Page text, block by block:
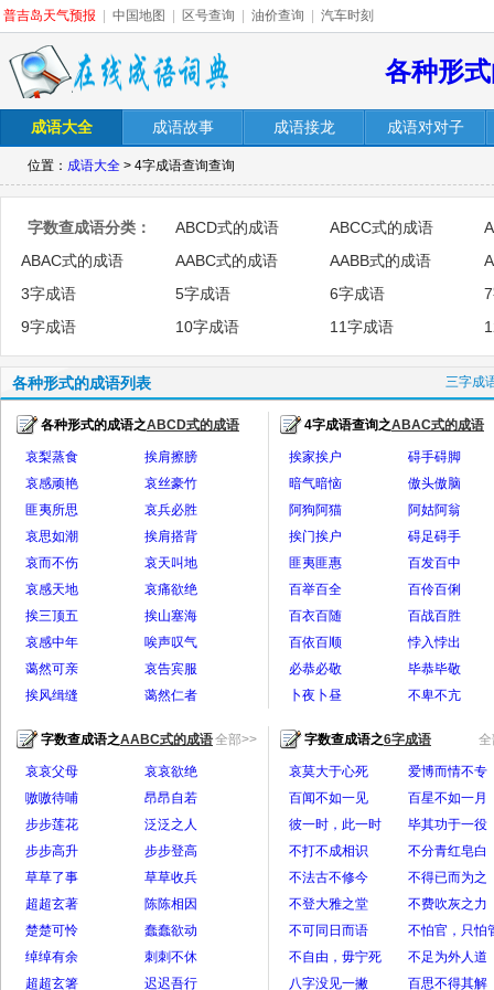
普吉岛天气预报 中国地图 区号查询 油价查询 汽车时刻
各种形
成语大全 成语故事 成语接龙 成语对对子
位置： 成语大全 > 4字成语查询查询
字数查成语分类： ABCD式的成语 ABCC式的成语
ABAC式的成语
AABC式的成语 AABB式的成语
3字成语
5字成语 6字成语
9字成语
10字成语 11字成语
各种形式的成语列表 三字成
各种形式的成语之ABCD式的成语
哀梨蒸食
挨肩擦膀
哀感顽艳
哀丝豪竹
匪夷所思
哀兵必胜
哀思如潮
挨肩搭背
哀而不伤
哀天叫地
哀感天地
哀痛欲绝
挨三顶五
挨山塞海
哀感中年
唉声叹气
蔼然可亲
哀告宾服
挨风缉缝
蔼然仁者
4字成语查询之ABAC式的成语
挨家挨户
碍手碍脚
暗气暗恼
傲头傲脑
阿狗阿猫
阿姑阿翁
挨门挨户
碍足碍手
匪夷匪惠
百发百中
百举百全
百伶百俐
百衣百随
百战百胜
百依百顺
悖入悖出
必恭必敬
毕恭毕敬
卜夜卜昼
不卑不亢
字数查成语之AABC式的成语全部>>
哀哀父母
哀哀欲绝
嗷嗷待哺
昂昂自若
步步莲花
泛泛之人
步步高升
步步登高
草草了事
草草收兵
超超玄著
陈陈相因
楚楚可怜
蠢蠢欲动
绰绰有余
刺刺不休
超超玄箸
迟迟吾行
字数查成语之6字成语
哀莫大于心死
爱博而情不专
百闻不如一见
百星不如一月
彼一时，此一时
毕其功于一役
不打不成相识
不分青红皂白
不法古不修今
不得已而为之
不登大雅之堂
不费吹灰之力
不可同日而语
不怕官，只怕
不自由，毋宁死
不足为外人道
八字没见一撇
百思不得其解